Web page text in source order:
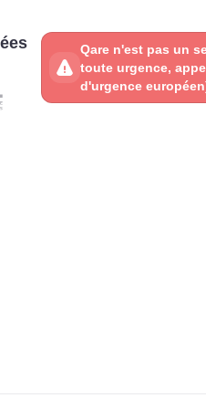
Qare n'est pas un
toute urgence,
d'urgence